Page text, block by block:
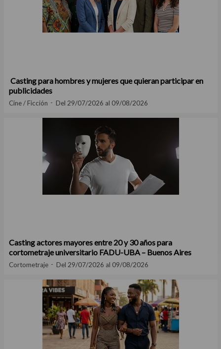
Casting para hombres y mujeres que quieran participar en
publicidades
Cine / Ficción Del 29/07/2026 al 09/08/2026
Casting actores mayores entre 20 y 30 años para
cortometraje universitario FADU-UBA – Buenos Aires
Cortometraje Del 29/07/2026 al 09/08/2026